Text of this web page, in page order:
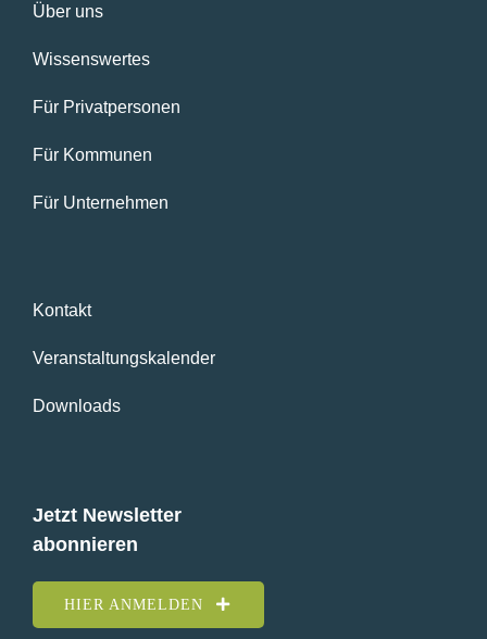
Über uns
Wissenswertes
Für Privatpersonen
Für Kommunen
Für Unternehmen
Kontakt
Veranstaltungskalender
Downloads
Jetzt Newsletter
abonnieren
HIER ANMELDEN